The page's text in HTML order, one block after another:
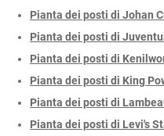
Pianta dei posti di Johan
Pianta dei posti di
Pianta dei posti di
Pianta dei posti di King
Pianta dei posti di
Pianta dei posti di Levi's